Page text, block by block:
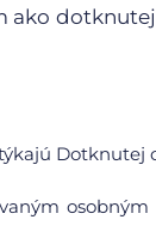
ako
Dotknutej